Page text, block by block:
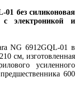
без силиконовая
электроникой и
NG 6912GQL-01 в
см, изготовленная
усиленного
600